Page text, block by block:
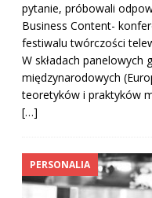
pytanie, próbowali
Business Content-
festiwalu twórczości
W składach panelowych
międzynarodowych
teoretyków i praktyków
[…]
PERSONALIA